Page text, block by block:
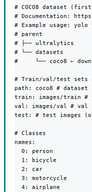
# COCO8 dataset
# Documentation:
# Example usage:
# parent
# ├── ultralytics
# └── datasets
#     └── coco8 ←
# Train/val/test
path: coco8 #
train: images/train #
val: images/val # val
test: # test images
# Classes
names:
  0: person
  1: bicycle
  2: car
  3: motorcycle
  4: airplane